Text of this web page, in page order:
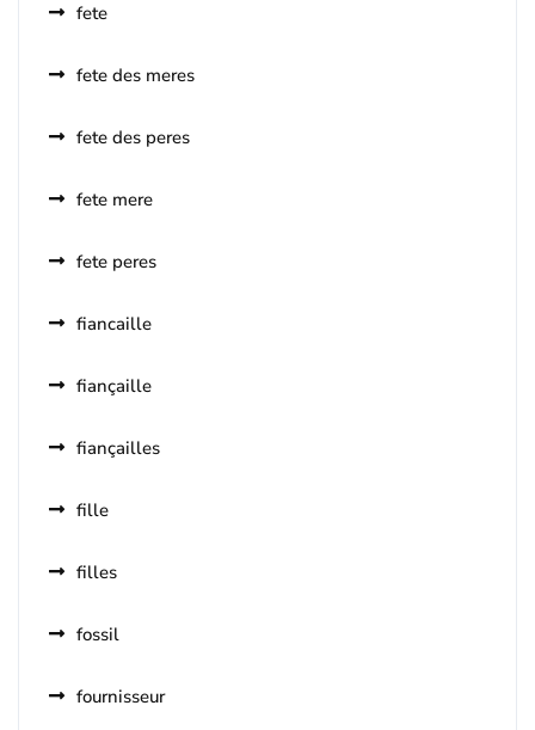
fete
fete des meres
fete des peres
fete mere
fete peres
fiancaille
fiançaille
fiançailles
fille
filles
fossil
fournisseur